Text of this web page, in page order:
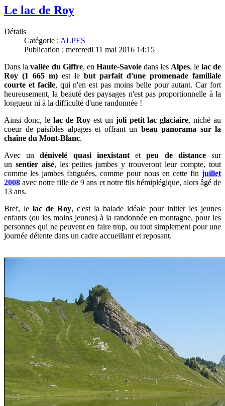
Le lac de Roy
Détails
Catégorie : ALPES
Publication : mercredi 11 mai 2016 14:15
Dans lavallée du Giffre, enHaute-Savoiedans les Alpes, le lac de
Roy (1 665 m) est le but parfait d'une promenade familiale
courte et facile, qui n'en est pas moins belle pour autant. Car fort
heureusement, la beauté des paysages n'est pas proportionnelle à la
longueur ni à la difficulté d'une randonnée !
Ainsi donc, le lac de Roy est un joli petit lac glaciaire, niché au
coeur de paisibles alpages et offrant un beau panorama sur la
chaîne du Mont-Blanc.
Avec undénivelé quasi inexistantetpeu de distancesur
un sentier aisé, les petites jambes y trouveront leur compte, tout
comme les jambes fatiguées, comme pour nous en cette finjuillet
2008 avec notre fille de 9 ans et notre fils hémiplégique, alors âgé de
13 ans.
Bref, le lac de Roy, c'est la balade idéale pour initier les jeunes
enfants (ou les moins jeunes) à la randonnée en montagne, pour les
personnes qui ne peuvent en faire trop, ou tout simplement pour une
journée détente dans un cadre accueillant et reposant.